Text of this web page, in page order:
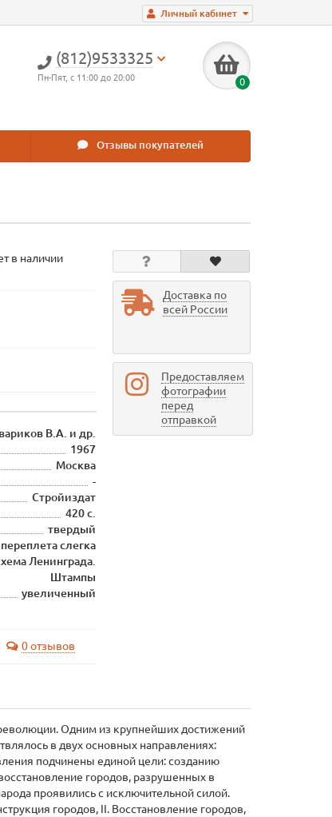
Личный кабинет
(812)9533325
Пн-Пят, с 11:00 до 20:00 0
Отзывы покупателей
в наличии
В.А. и др.
1967
Москва
-
Стройиздат
420 с.
твердый
слегка
Ленинграда.
Штампы
увеличенный
0 отзывов
Доставка по
всей России
Предоставляем
фотографии
перед
отправкой
Одним из крупнейших достижений
в двух основных направлениях:
подчинены единой цели: созданию
городов, разрушенных в
проявились с исключительной силой.
городов, II. Восстановление городов,